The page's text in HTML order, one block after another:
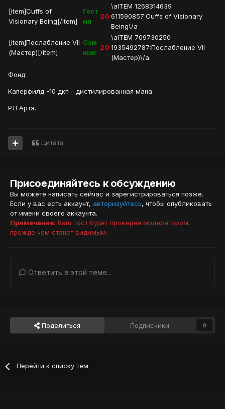
[item]Cuffs of
Visionary Being[/item]
Гест
ия
20
\aITEM 1268314639
611590857:Cuffs of Visionary
Being\/a
[item]Послабление VII
(Мастер)[/item]
Сэм
юэл
20
\aITEM 709730250
1935492787:Послабление VII
(Мастер)\/a
Фонд:
Каперфилд -10 дкп - дистилированная мана.
РЛ Артэ.
Цитата
Присоединяйтесь к обсуждению
Вы можете написать сейчас и зарегистрироваться позже.
Если у вас есть аккаунт, авторизуйтесь, чтобы опубликовать
от имени своего аккаунта.
Примечание: Ваш пост будет проверен модератором,
прежде чем станет видимым.
Ответить в этой теме...
Поделиться Подписчики 0
Перейти к списку тем